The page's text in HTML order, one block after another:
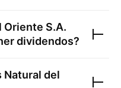
Oriente S.A.
dividendos?
Natural del